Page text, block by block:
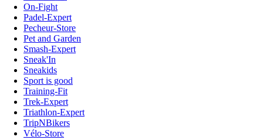
On-Fight
Padel-Expert
Pecheur-Store
Pet and Garden
Smash-Expert
Sneak'In
Sneakids
Sport is good
Training-Fit
Trek-Expert
Triathlon-Expert
TripNBikers
Vélo-Store